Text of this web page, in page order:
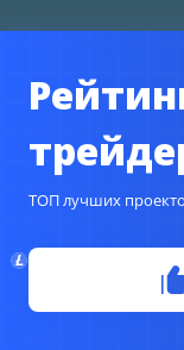
ТРЕЙДЕРУ
Календарь
Графики Форекс
Форекс паттерны
Индикатор
ТОП лучших